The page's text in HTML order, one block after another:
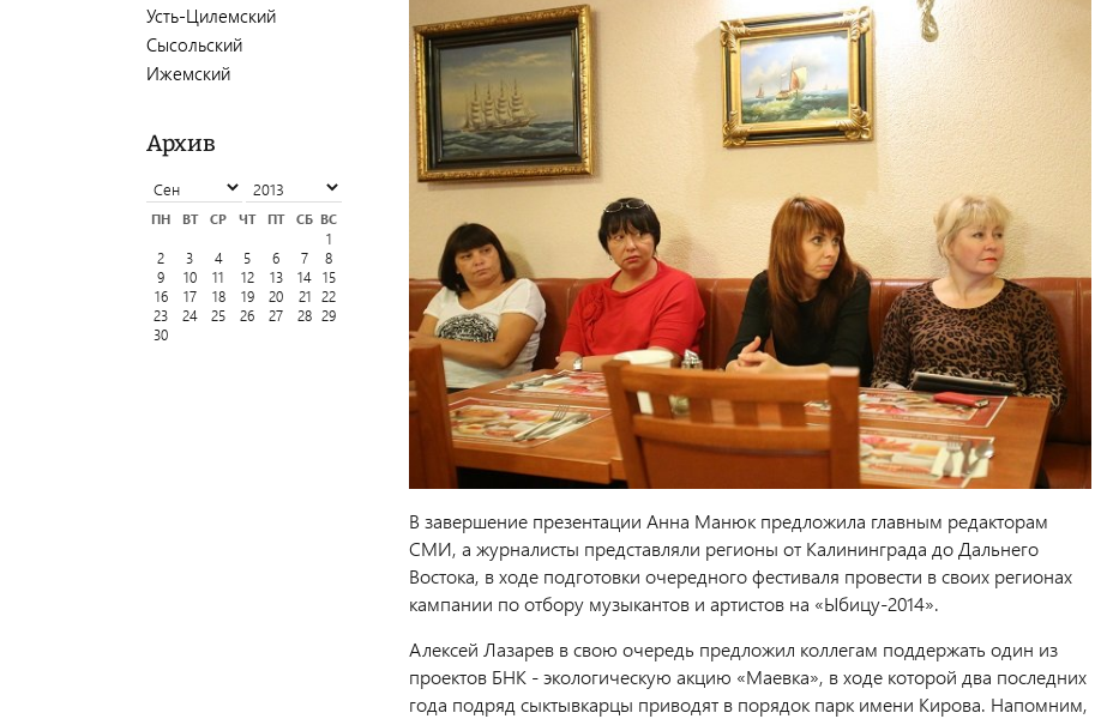
Усть-Цилемский
Сысольский
Ижемский
Архив
ПН ВТ СР ЧТ ПТ СБ ВС
1
2
3 4 5 6 7
8
9
10 11 12 13 14 15
16
17 18 19 20 21 22
23
24 25 26 27 28 29
30
В завершение презентации Анна Манюк предложила главным редакторам
СМИ, а журналисты представляли регионы от Калининграда до Дальнего
Востока, в ходе подготовки очередного фестиваля провести в своих регионах
кампании по отбору музыкантов и артистов на «Ыбицу-2014».
Алексей Лазарев в свою очередь предложил коллегам поддержать один из
проектов БНК - экологическую акцию «Маевка», в ходе которой два последних
года подряд сыктывкарцы приводят в порядок парк имени Кирова. Напомним,